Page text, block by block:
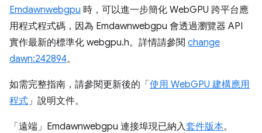
Emdawnwebgpu 時，可以進一步簡化 WebGPU 跨平台應
用程式程式碼，因為 Emdawnwebgpu 會透過瀏覽器 API
實作最新的標準化 webgpu.h。詳情請參閱 change
dawn:242894。
如需完整指南，請參閱更新後的「 使用 WebGPU 建構應用
程式」說明文件。
「遠端」Emdawnwebgpu 連接埠現已納入套件版本。